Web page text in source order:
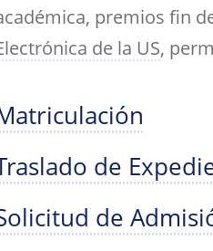
premios fin
de la US,
de
de